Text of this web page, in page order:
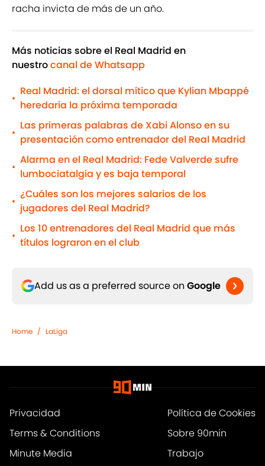
racha invicta de más de un año.
Más noticias sobre el Real Madrid en
nuestrocanal de Whatsapp
•
Real Madrid: el dorsal mítico que Kylian Mbappé
heredaría la próxima temporada
•
Las primeras palabras de Xabi Alonso en su
presentación como entrenador del Real Madrid
•
Alarma en el Real Madrid: Fede Valverde sufre
lumbociatalgia y es baja temporal
•
¿Cuáles son los mejores salarios de los
jugadores del Real Madrid?
•
Los 10 entrenadores del Real Madrid que más
títulos lograron en el club
Add us as a preferred source on Google
Home / LaLiga
Privacidad
Política de Cookies
Terms & Conditions
Sobre 90min
Minute Media
Trabajo